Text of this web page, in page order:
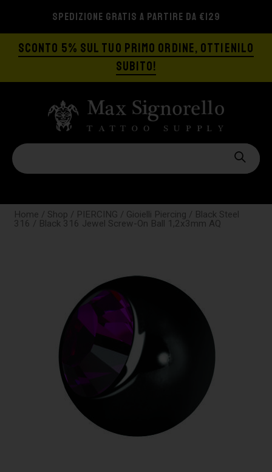
SPEDIZIONE GRATIS A PARTIRE DA €129
SCONTO 5% SUL TUO PRIMO ORDINE, OTTIENILO
SUBITO!
Home / Shop / PIERCING / Gioielli Piercing / Black Steel
316 / Black 316 Jewel Screw-On Ball 1,2x3mm AQ